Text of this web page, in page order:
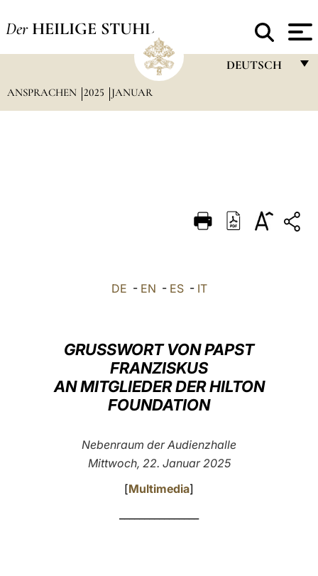
Der HEILIGE STUHL
DEUTSCH
DEUTSCH
LATINE
ANSPRACHEN 2025 JANUAR
DE - EN - ES- IT
GRUSSWORT VON PAPST
FRANZISKUS
AN MITGLIEDER DER HILTON
FOUNDATION
Nebenraum der Audienzhalle
Mittwoch, 22. Januar 2025
[Multimedia]